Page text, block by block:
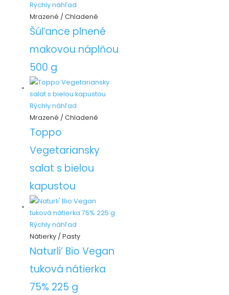
Rýchly náhľad
Mrazené / Chladené
Šúľance plnené
makovou náplňou
500 g
Rýchly náhľad
Mrazené / Chladené
Toppo
Vegetariansky
salat s bielou
kapustou
Rýchly náhľad
Nátierky / Pasty
Naturli’ Bio Vegan
tuková nátierka
75% 225 g